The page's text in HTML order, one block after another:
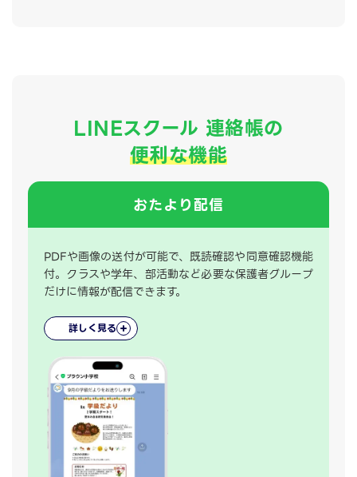
LINEスクール 連絡帳の
便利な機能
おたより配信
PDFや画像の送付が可能で、既読確認や同意確認機能
付。クラスや学年、部活動など必要な保護者グループ
だけに情報が配信できます。
詳しく見る